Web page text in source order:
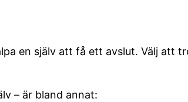
en själv att få ett avslut. Välj att
– är bland annat: